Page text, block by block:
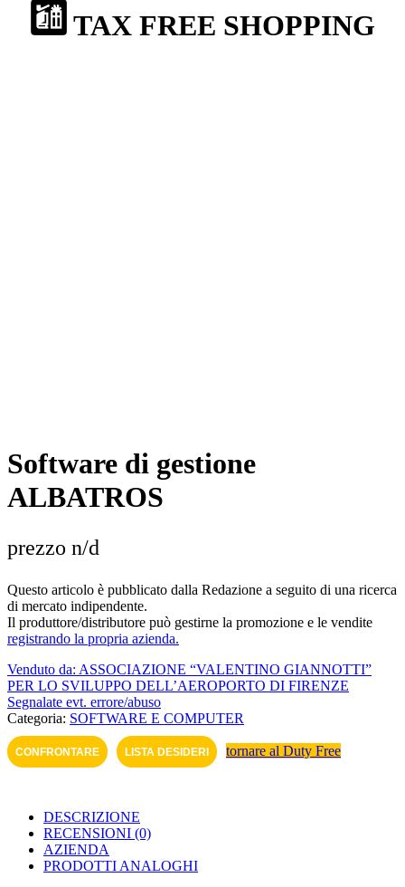
TAX FREE SHOPPING
Software di gestione
ALBATROS
prezzo n/d
Questo articolo è pubblicato dalla Redazione a seguito di una ricerca
di mercato indipendente.
Il produttore/distributore può gestirne la promozione e le vendite
registrando la propria azienda.
Venduto da: ASSOCIAZIONE “VALENTINO GIANNOTTI”
PER LO SVILUPPO DELL’AEROPORTO DI FI­RENZE
Segnalate evt. errore/abuso
Categoria: SOFTWARE E COMPUTER
CONFRONTARE LISTA DESIDERI tornare al Duty Free
DESCRIZIONE
RECENSIONI (0)
AZIENDA
PRODOTTI ANALOGHI